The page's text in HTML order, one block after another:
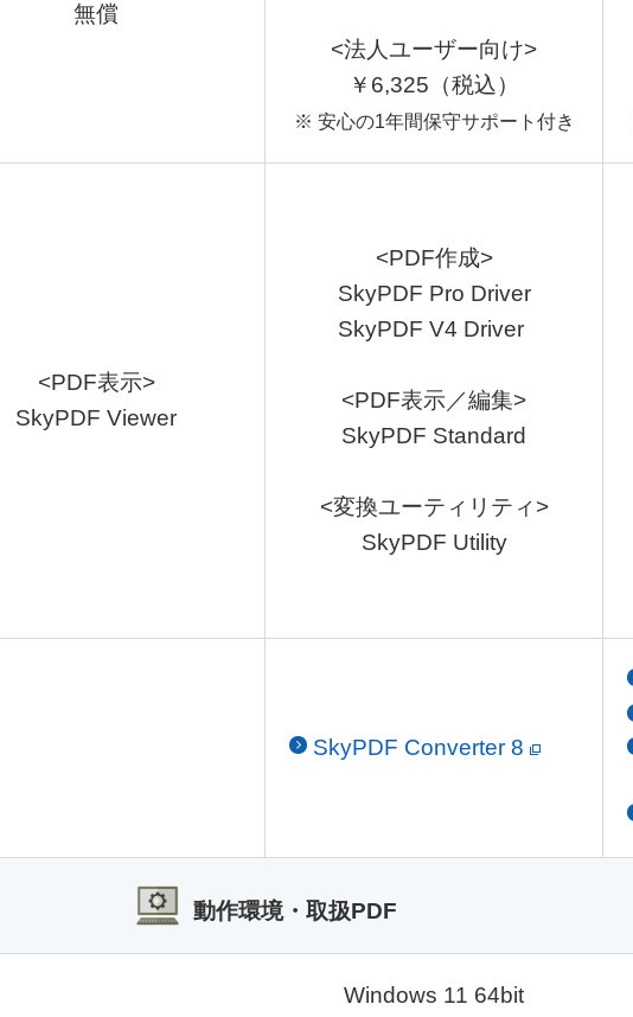
無償
<法人ユーザー向け>
￥6,325（税込）
※ 安心の1年間保守サポート付き
<PDF表示>
SkyPDF Viewer
<PDF作成>
SkyPDF Pro Driver
SkyPDF V4 Driver
<PDF表示／編集>
SkyPDF Standard
<変換ユーティリティ>
SkyPDF Utility
SkyPDF Converter 8
動作環境・取扱PDF
Windows 11 64bit